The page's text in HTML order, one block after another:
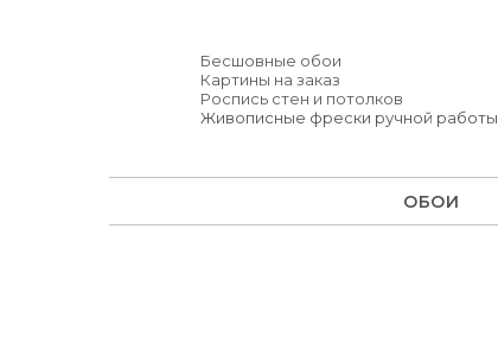
Бесшовные обои
Картины на заказ
Роспись стен и потолков
Живописные фрески ручной работы
ОБОИ